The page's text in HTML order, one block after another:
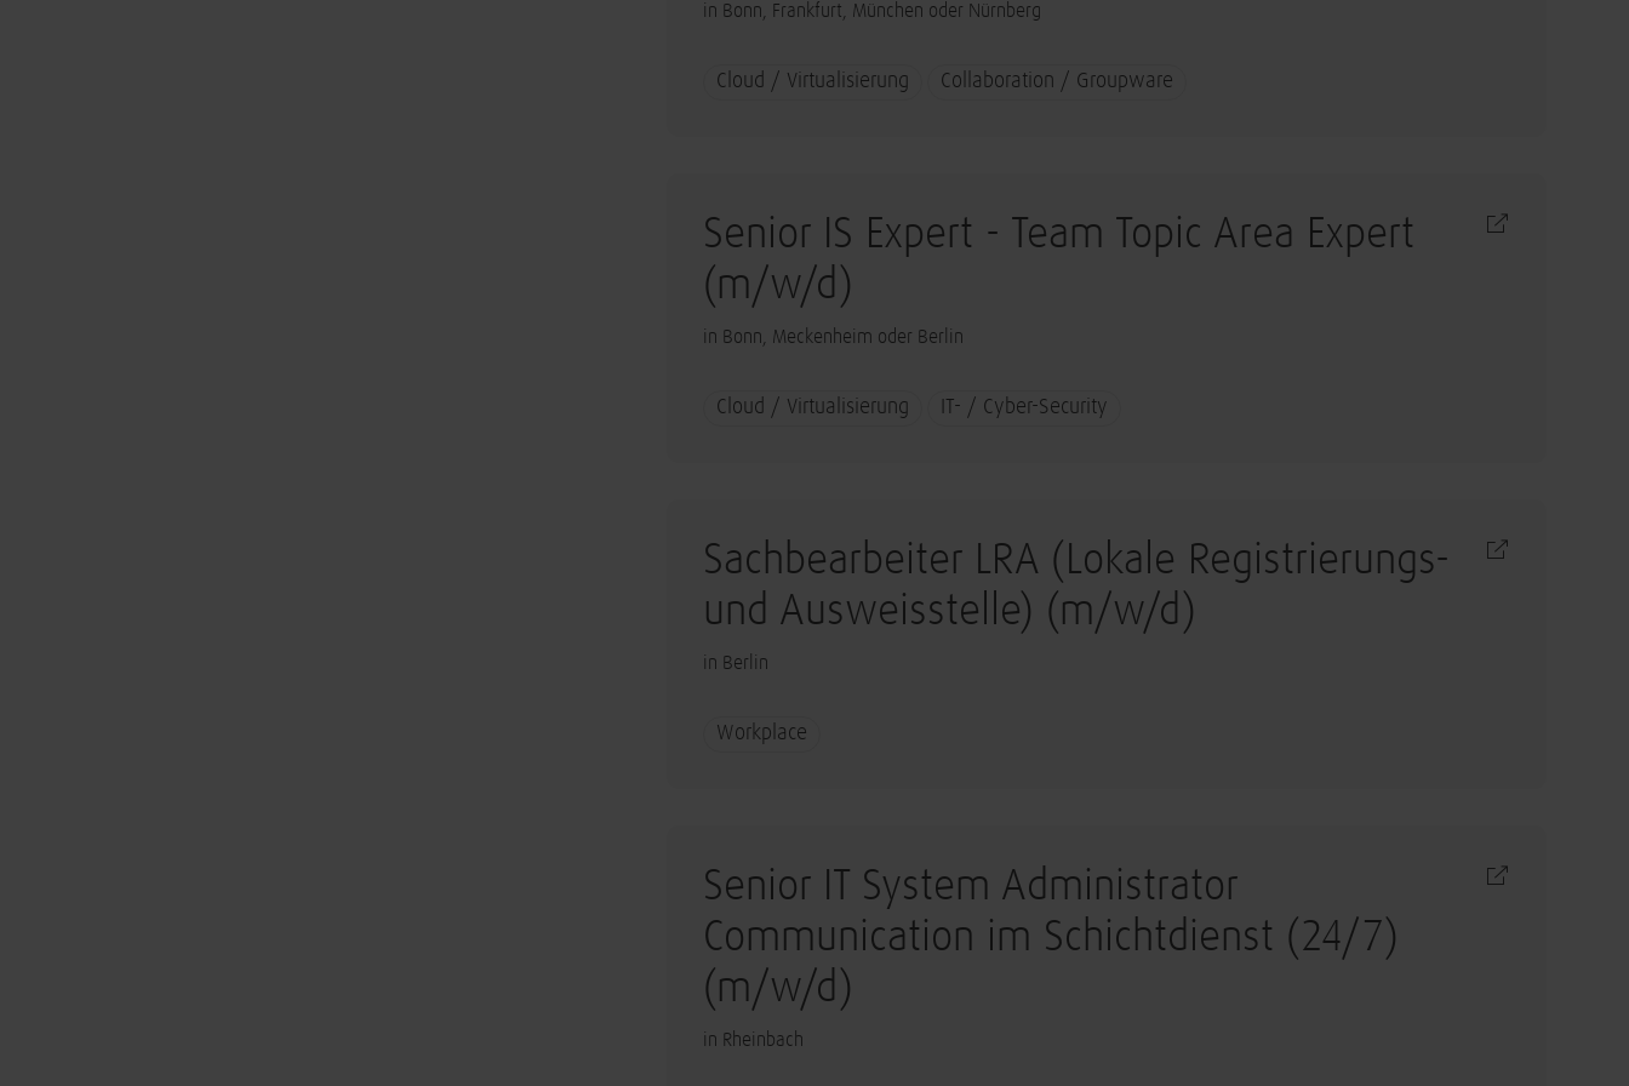
in Bonn, Frankfurt, München oder Nürnberg
Cloud / Virtualisierung Collaboration / Groupware
Senior IS Expert - Team Topic Area Expert
(m/w/d)
in Bonn, Meckenheim oder Berlin
Cloud / Virtualisierung IT- / Cyber-Security
Sachbearbeiter LRA (Lokale Registrierungs-
und Ausweisstelle) (m/w/d)
in Berlin
Workplace
Senior IT System Administrator
Communication im Schichtdienst (24/7)
(m/w/d)
in Rheinbach